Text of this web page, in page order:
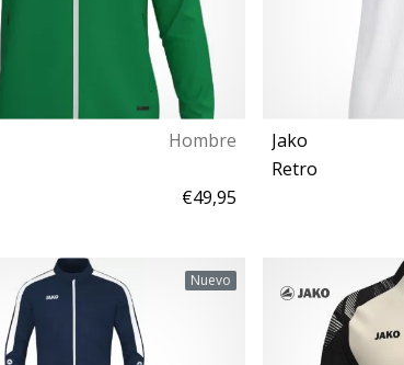
Hombre
€49,95
XL XXL 4XL
Jako
Retro
Nuevo